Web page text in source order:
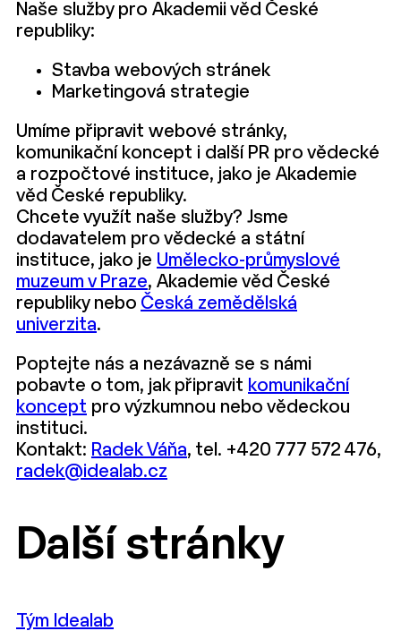
Naše služby pro Akademii věd České
republiky:
Stavba webových stránek
Marketingová strategie
Umíme připravit webové stránky,
komunikační koncept i další PR pro vědecké
a rozpočtové instituce, jako je Akademie
věd České republiky.
Chcete využít naše služby? Jsme
dodavatelem pro vědecké a státní
instituce, jako je Umělecko-průmyslové
muzeum v Praze, Akademie věd České
republiky nebo Česká zemědělská
univerzita.
Poptejte nás a nezávazně se s námi
pobavte o tom, jak připravit komunikační
koncept pro výzkumnou nebo vědeckou
instituci.
Kontakt: Radek Váňa, tel. +420 777 572 476,
radek@idealab.cz
Další stránky
Tým Idealab